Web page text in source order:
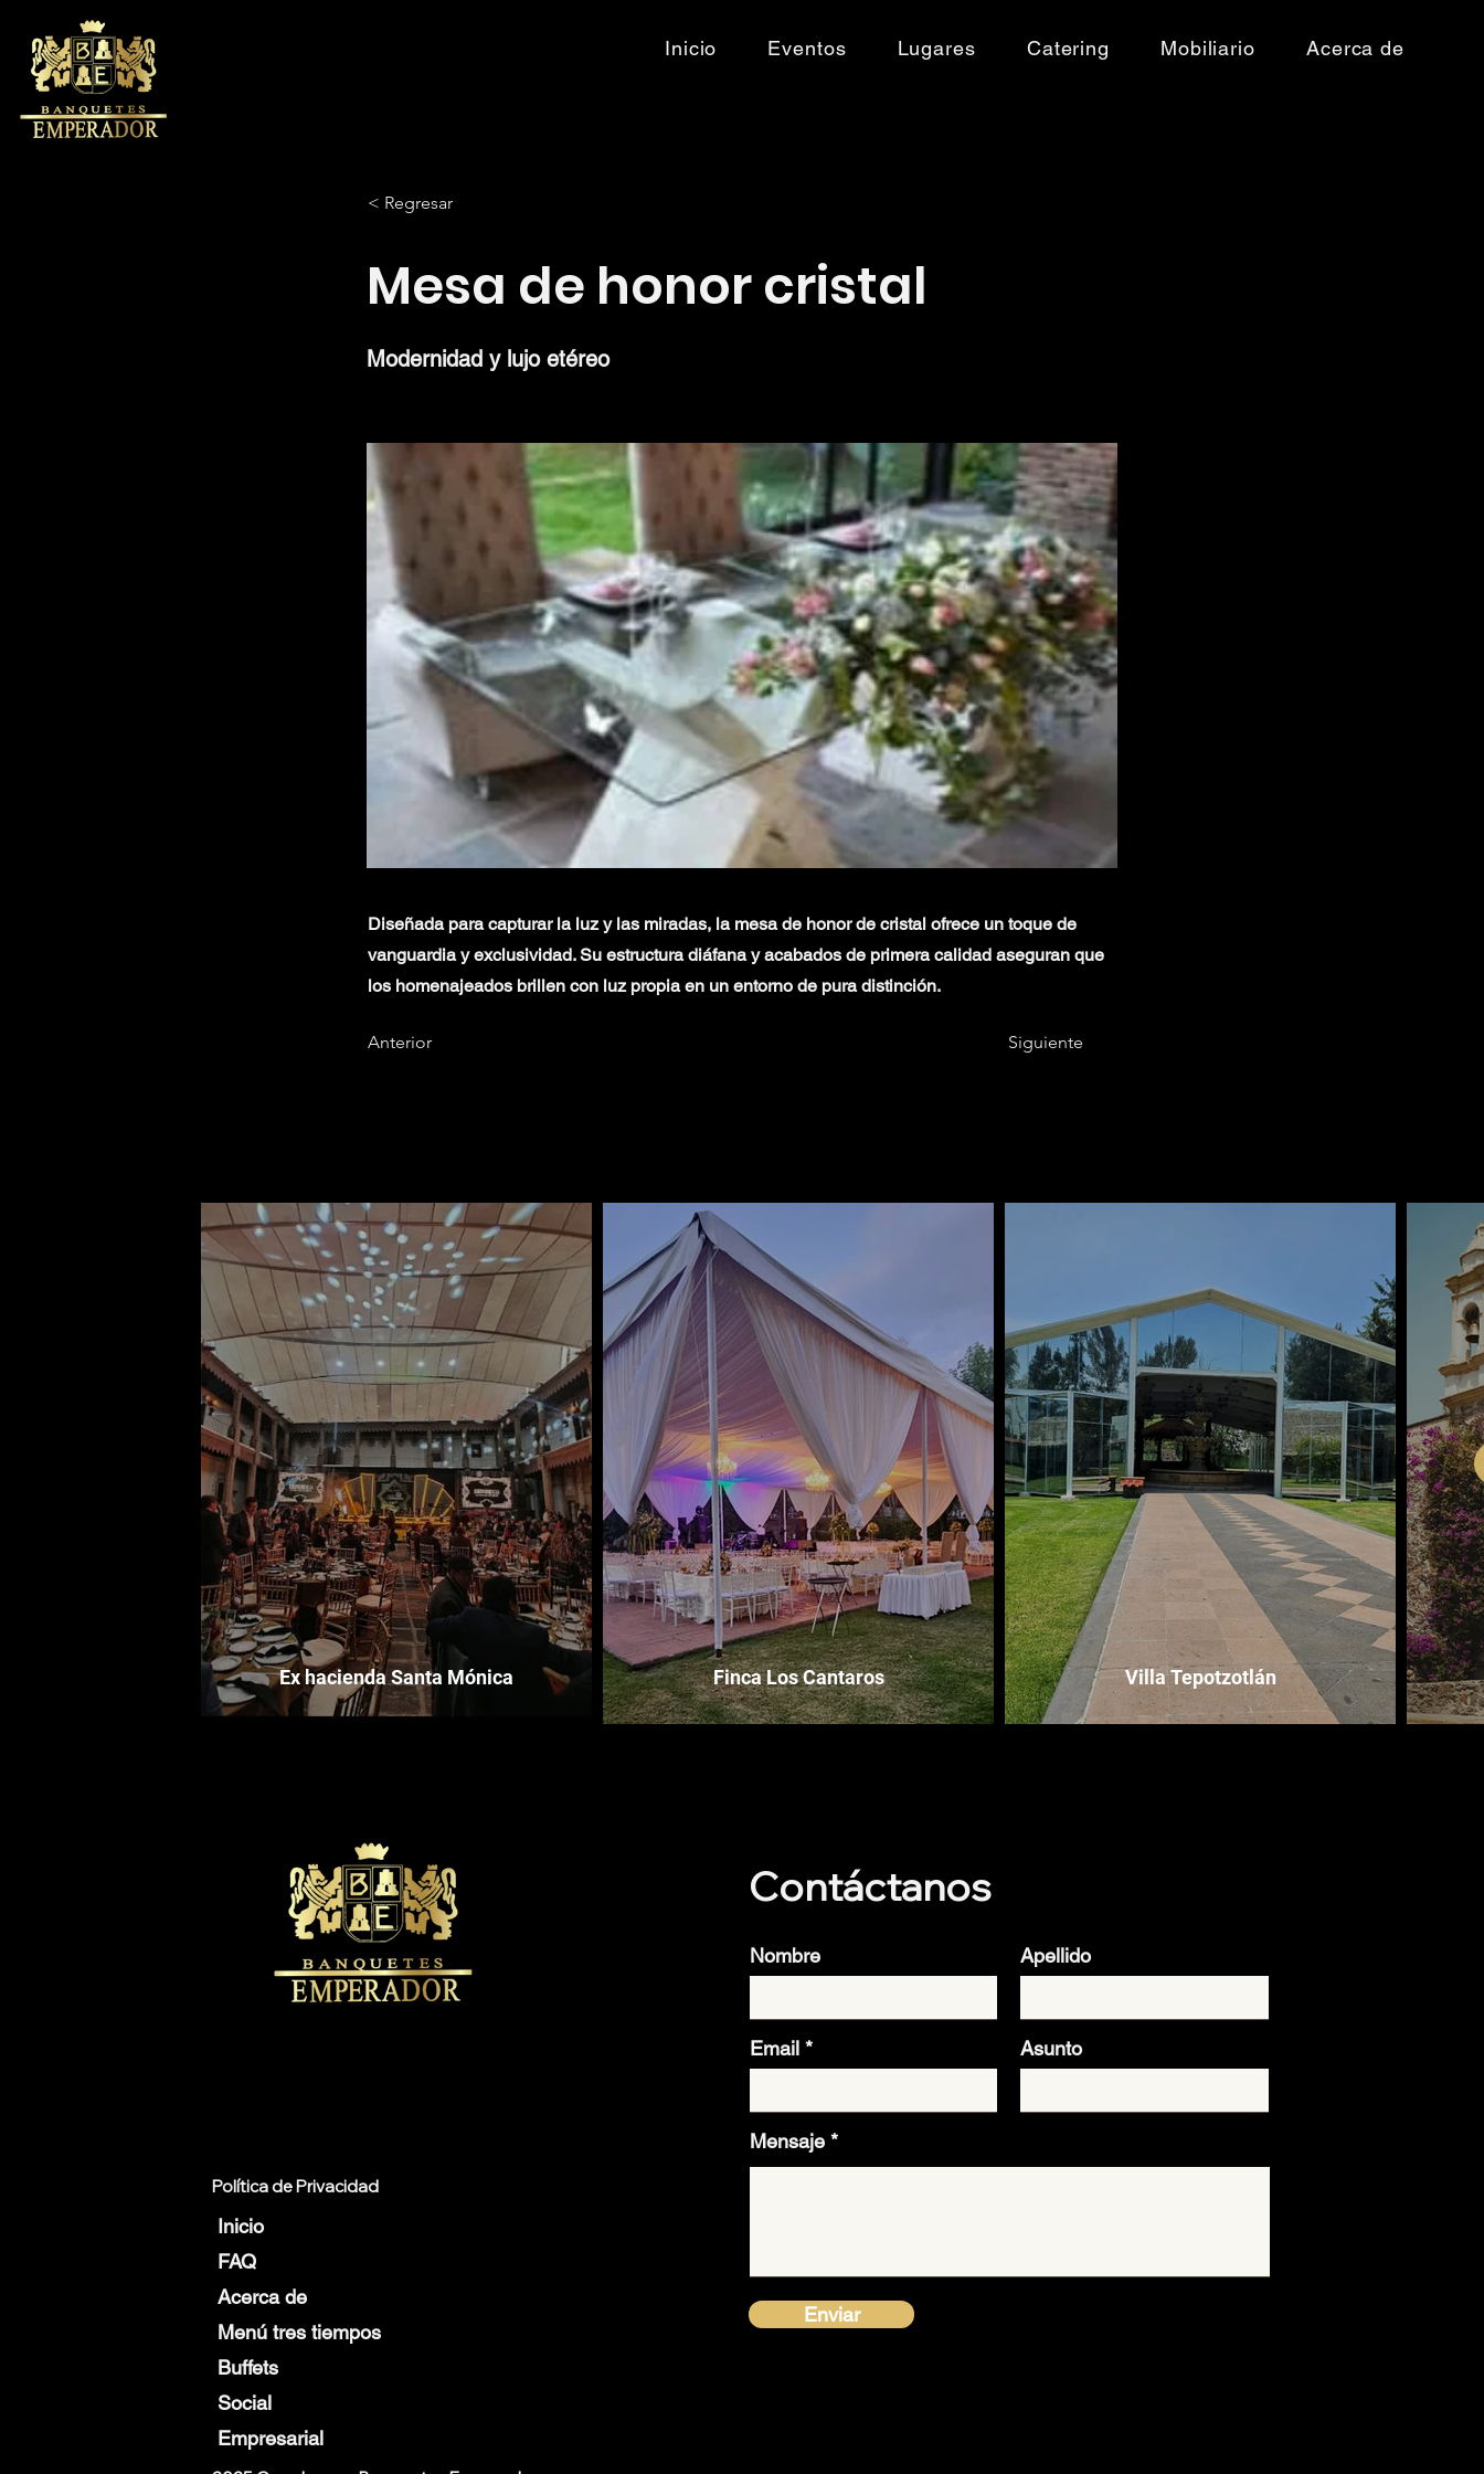
Inicio Eventos Lugares Catering Mobiliario Acerca de
< Regresar
Mesa de honor cristal
Modernidad y lujo etéreo
Diseñada para capturar la luz y las miradas, la mesa de honor de cristal ofrece un toque de
vanguardia y exclusividad. Su estructura diáfana y acabados de primera calidad aseguran que
los homenajeados brillen con luz propia en un entorno de pura distinción.
Anterior Siguiente
Ex hacienda Santa Mónica Finca Los Cantaros Villa Tepotzotlán
Política de Privacidad
Inicio
FAQ
Acerca de
Menú tres tiempos
Buffets
Social
Empresarial
Contáctanos
Nombre Apellido
Email Asunto
Mensaje
Enviar